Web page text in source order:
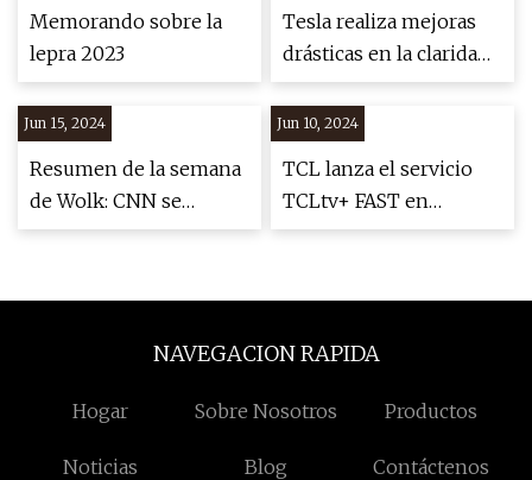
Memorando sobre la
lepra 2023
Tesla realiza mejoras
drásticas en la claridad
de la cámara en FSD
Beta 11.4.7 [Video]
Jun 15, 2024
Resumen de la semana
de Wolk: CNN se
lanzará en Max, el
distribución está
Jun 10, 2024
TCL lanza el servicio
TCLtv+ FAST en
televisores de
NAVEGACION RAPIDA
Hogar Sobre Nosotros Productos
Noticias Blog Contáctenos